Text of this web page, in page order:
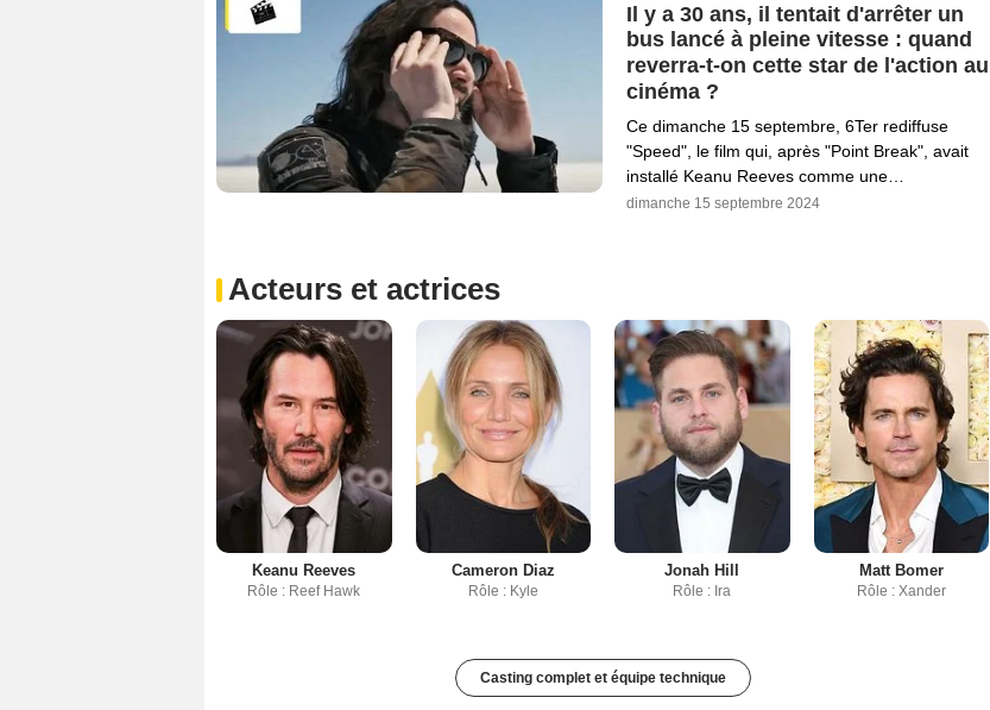
Il y a 30 ans, il tentait d'arrêter un
bus lancé à pleine vitesse : quand
reverra-t-on cette star de l'action au
cinéma ?
Ce dimanche 15 septembre, 6Ter rediffuse
"Speed", le film qui, après "Point Break", avait
installé Keanu Reeves comme une…
dimanche 15 septembre 2024
Acteurs et actrices
Keanu Reeves
Rôle : Reef Hawk
Cameron Diaz
Rôle : Kyle
Jonah Hill
Rôle : Ira
Matt Bomer
Rôle : Xander
Casting complet et équipe technique